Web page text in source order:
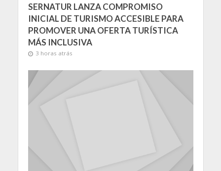
SERNATUR LANZA COMPROMISO
INICIAL DE TURISMO ACCESIBLE PARA
PROMOVER UNA OFERTA TURÍSTICA
MÁS INCLUSIVA
3 horas atrás